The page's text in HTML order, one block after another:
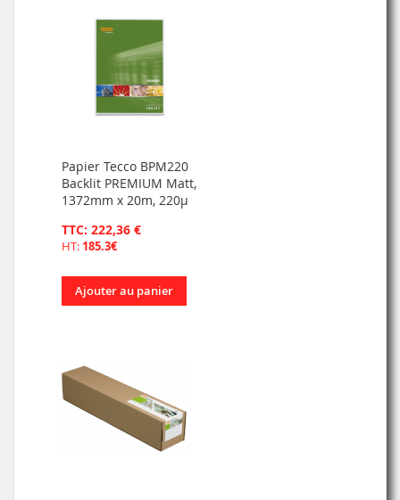
Papier Tecco BPM220
Backlit PREMIUM Matt,
1372mm x 20m, 220µ
TTC: 222,36 €
HT: 185.3€
Ajouter au panier